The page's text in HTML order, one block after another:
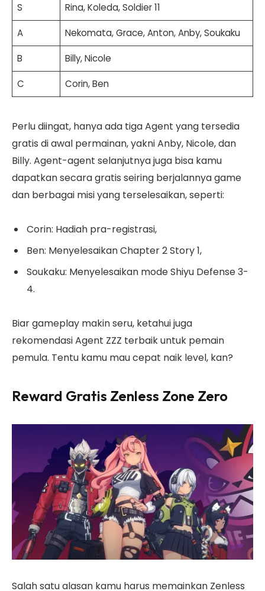
S Rina, Koleda, Soldier 11
A Nekomata, Grace, Anton, Anby, Soukaku
B Billy, Nicole
C Corin, Ben
Perlu diingat, hanya ada tiga Agent yang tersedia
gratis di awal permainan, yakni Anby, Nicole, dan
Billy. Agent-agent selanjutnya juga bisa kamu
dapatkan secara gratis seiring berjalannya game
dan berbagai misi yang terselesaikan, seperti:
Corin: Hadiah pra-registrasi,
Ben: Menyelesaikan Chapter 2 Story 1,
Soukaku: Menyelesaikan mode Shiyu Defense 3-
4.
Biar gameplay makin seru, ketahui juga
rekomendasi Agent ZZZ terbaik untuk pemain
pemula. Tentu kamu mau cepat naik level, kan?
Reward Gratis Zenless Zone Zero
Salah satu alasan kamu harus memainkan Zenless